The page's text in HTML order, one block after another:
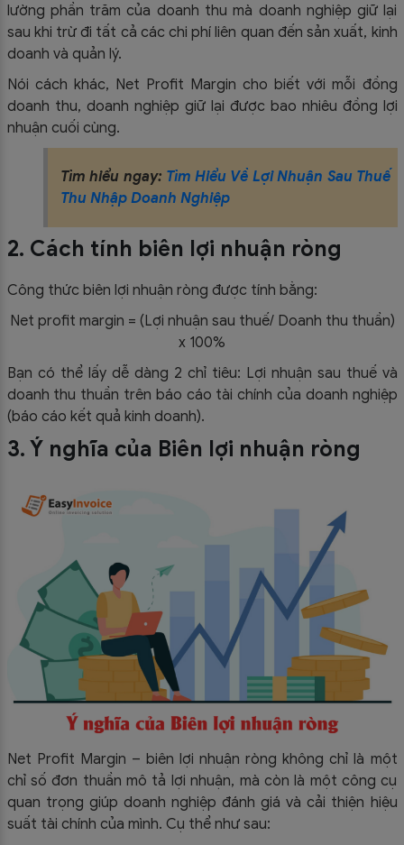
lường phần trăm của doanh thu mà doanh nghiệp giữ lại
sau khi trừ đi tất cả các chi phí liên quan đến sản xuất, kinh
doanh và quản lý.
Nói cách khác, Net Profit Margin cho biết với mỗi đồng
doanh thu, doanh nghiệp giữ lại được bao nhiêu đồng lợi
nhuận cuối cùng.
Tìm hiểu ngay: Tìm Hiểu Về Lợi Nhuận Sau Thuế
Thu Nhập Doanh Nghiệp
2. Cách tính biên lợi nhuận ròng
Công thức biên lợi nhuận ròng được tính bằng:
Net profit margin = (Lợi nhuận sau thuế/ Doanh thu thuần)
x 100%
Bạn có thể lấy dễ dàng 2 chỉ tiêu: Lợi nhuận sau thuế và
doanh thu thuần trên báo cáo tài chính của doanh nghiệp
(báo cáo kết quả kinh doanh).
3. Ý nghĩa của Biên lợi nhuận ròng
Net Profit Margin – biên lợi nhuận ròng không chỉ là một
chỉ số đơn thuần mô tả lợi nhuận, mà còn là một công cụ
quan trọng giúp doanh nghiệp đánh giá và cải thiện hiệu
suất tài chính của mình. Cụ thể như sau: